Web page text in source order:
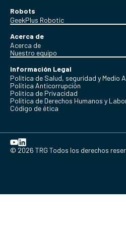
Robots
GeekPlus Robotic
Acerca de
Acerca de
Nuestro equipo
Información Legal
Política de Salud, seguridad y Medio
Política Anticorrupción
Politica de Privacidad
Política de Derechos Humanos y
Código de ética
© 2026 TRG Todos los derechos